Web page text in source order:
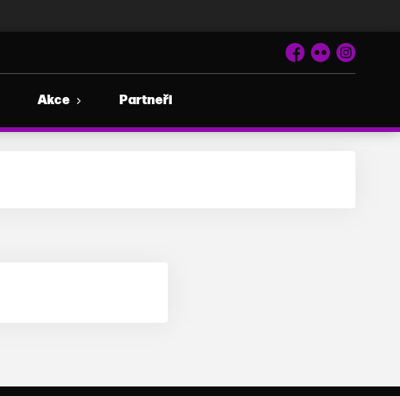
Facebook
Flickr Instagram
Akce Partneři